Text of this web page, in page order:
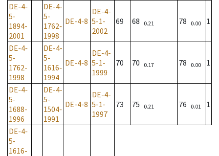
DE-4-
5-
1894-
2001
DE-4-
5-
1762-
1998
DE-4-8
DE-4-
5-1-
2002
69 68 0.21 78 0.00 1
DE-4-
5-
1762-
1998
DE-4-
5-
1616-
1994
DE-4-8
DE-4-
5-1-
1999
70 70 0.17 78 0.00 1
DE-4-
5-
1688-
1996
DE-4-
5-
1504-
1991
DE-4-8
DE-4-
5-1-
1997
73 75 0.21 76 0.01 1
DE-4-
5-
1616-